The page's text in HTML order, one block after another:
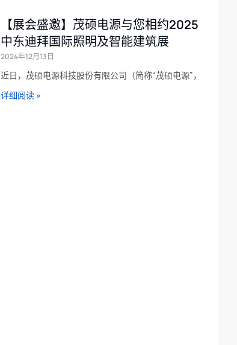
【展会盛邀】茂硕电源与您相约2025
中东迪拜国际照明及智能建筑展
2024年12月13日
近日，茂硕电源科技股份有限公司（简称“茂硕电源”，
详细阅读 »